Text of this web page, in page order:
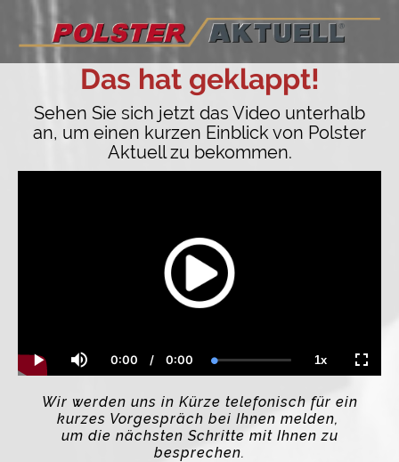
Das hat geklappt!
Sehen Sie sich jetzt das Video unterhalb
an, um einen kurzen Einblick von Polster
Aktuell zu bekommen.
Play Mute
Current
Time
0:00 / Duration
0:00 Loaded:
0.00%
1xPlayback
Rate
Wir werden uns in Kürze telefonisch für ein
kurzes Vorgespräch bei Ihnen melden,
um die nächsten Schritte mit Ihnen zu
besprechen.